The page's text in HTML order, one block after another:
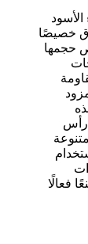
خصيصًا
حجمها
رأس
فعالًا